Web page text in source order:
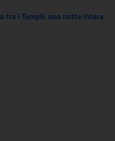
tra i Templi: una notte intera